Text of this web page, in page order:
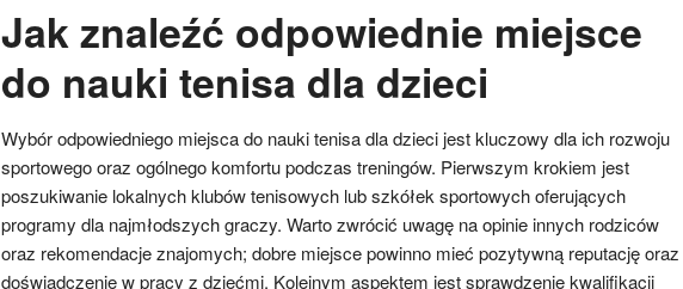
Jak znaleźć odpowiednie miejsce
do nauki tenisa dla dzieci
Wybór odpowiedniego miejsca do nauki tenisa dla dzieci jest kluczowy dla ich rozwoju
sportowego oraz ogólnego komfortu podczas treningów. Pierwszym krokiem jest
poszukiwanie lokalnych klubów tenisowych lub szkółek sportowych oferujących
programy dla najmłodszych graczy. Warto zwrócić uwagę na opinie innych rodziców
oraz rekomendacje znajomych; dobre miejsce powinno mieć pozytywną reputację oraz
doświadczenie w pracy z dziećmi. Kolejnym aspektem jest sprawdzenie kwalifikacji